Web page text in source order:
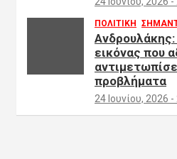
ΠΟΛΙΤΙΚΗ
εικόνας που
προβλήματα
24 Ιουνίου, 2026